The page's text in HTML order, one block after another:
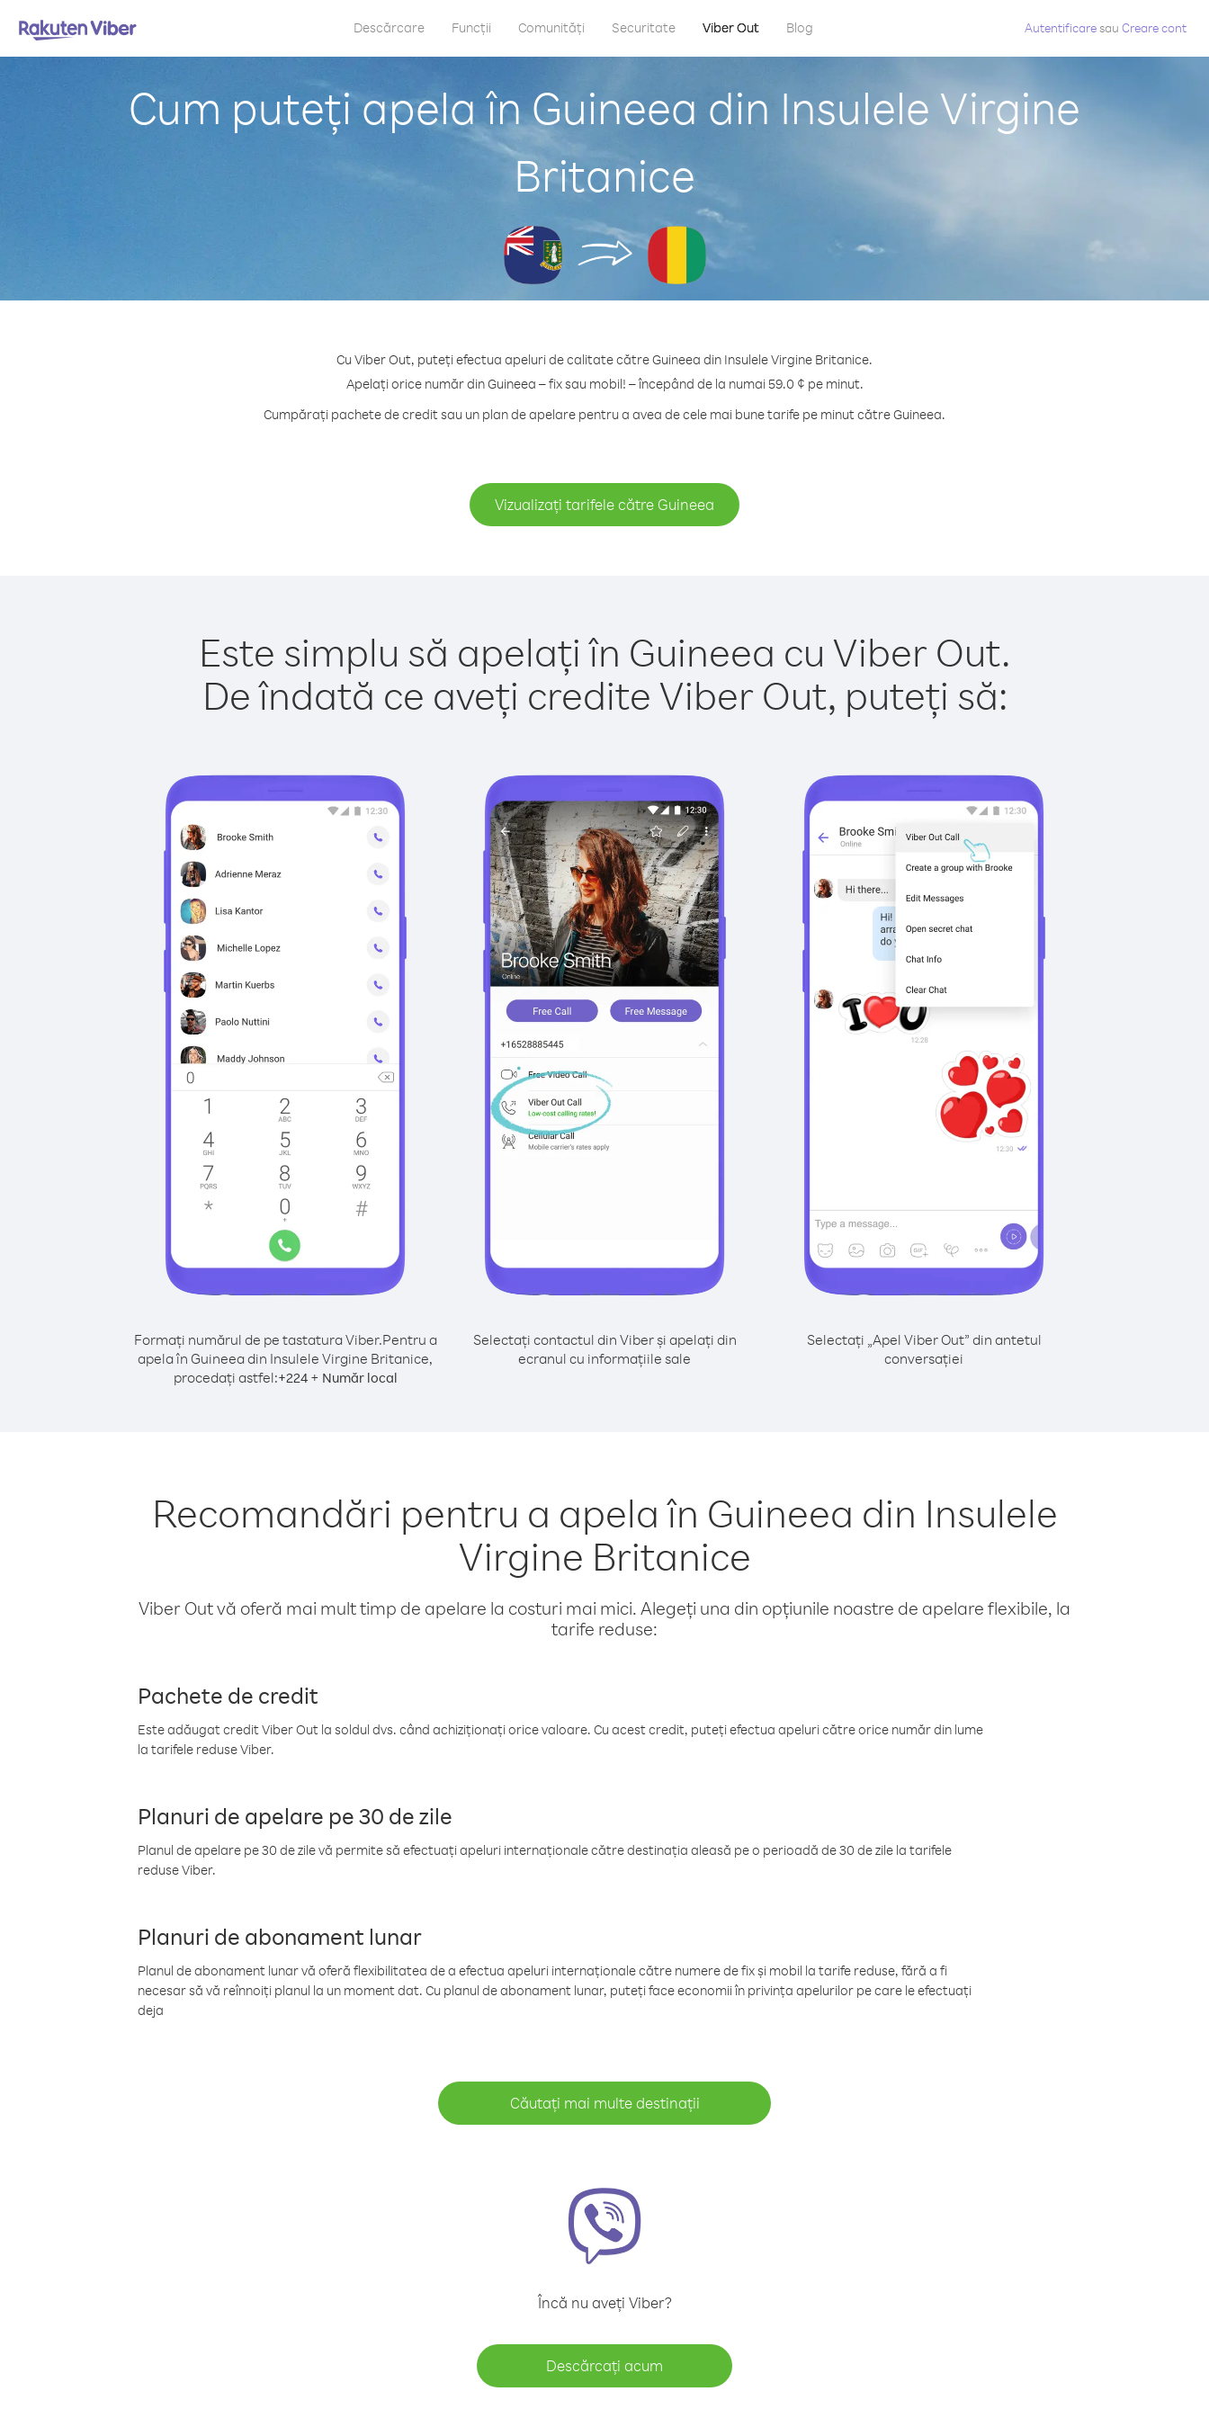
Descărcare Funcții Comunități Securitate Viber Out Blog Autentificaresau Creare cont
Cum puteți apela în Guineea din Insulele Virgine
Britanice
Cu Viber Out, puteți efectua apeluri de calitate către Guineea din Insulele Virgine Britanice.
Apelați orice număr din Guineea – fix sau mobil! – începând de la numai 59.0 ¢ pe minut.
Cumpărați pachete de credit sau un plan de apelare pentru a avea de cele mai bune tarife pe minut către Guineea.
Vizualizați tarifele către Guineea
Este simplu să apelați în Guineea cu Viber Out.
De îndată ce aveți credite Viber Out, puteți să:
Formați numărul de pe tastatura Viber.Pentru a
apela în Guineea din Insulele Virgine Britanice,
procedați astfel:+224+ Număr local
Selectați contactul din Viber și apelați din
ecranul cu informațiile sale
Selectați „Apel Viber Out” din antetul
conversației
Recomandări pentru a apela în Guineea din Insulele
Virgine Britanice
Viber Out vă oferă mai mult timp de apelare la costuri mai mici. Alegeți una din opțiunile noastre de apelare flexibile, la
tarife reduse:
Pachete de credit
Este adăugat credit Viber Out la soldul dvs. când achiziționați orice valoare. Cu acest credit, puteți efectua apeluri către orice număr din lume
la tarifele reduse Viber.
Planuri de apelare pe 30 de zile
Planul de apelare pe 30 de zile vă permite să efectuați apeluri internaționale către destinația aleasă pe o perioadă de 30 de zile la tarifele
reduse Viber.
Planuri de abonament lunar
Planul de abonament lunar vă oferă flexibilitatea de a efectua apeluri internaționale către numere de fix și mobil la tarife reduse, fără a fi
necesar să vă reînnoiți planul la un moment dat. Cu planul de abonament lunar, puteți face economii în privința apelurilor pe care le efectuați
deja
Căutați mai multe destinații
Încă nu aveți Viber?
Descărcați acum